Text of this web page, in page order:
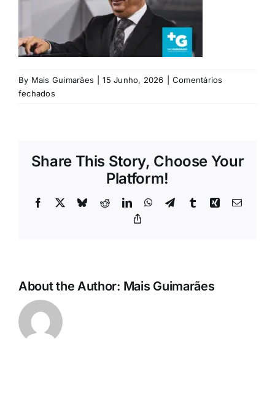
Rubricas
Jornal
Revista
By Mais Guimarães 15 Junho, 2026
Comentários
fechadosem
Share This Story, Choose Your
Platform!
Facebook BlueskyRedditLinkedInWhatsApp
TelegramTumblrXing Email
About the Author: Mais Guimarães